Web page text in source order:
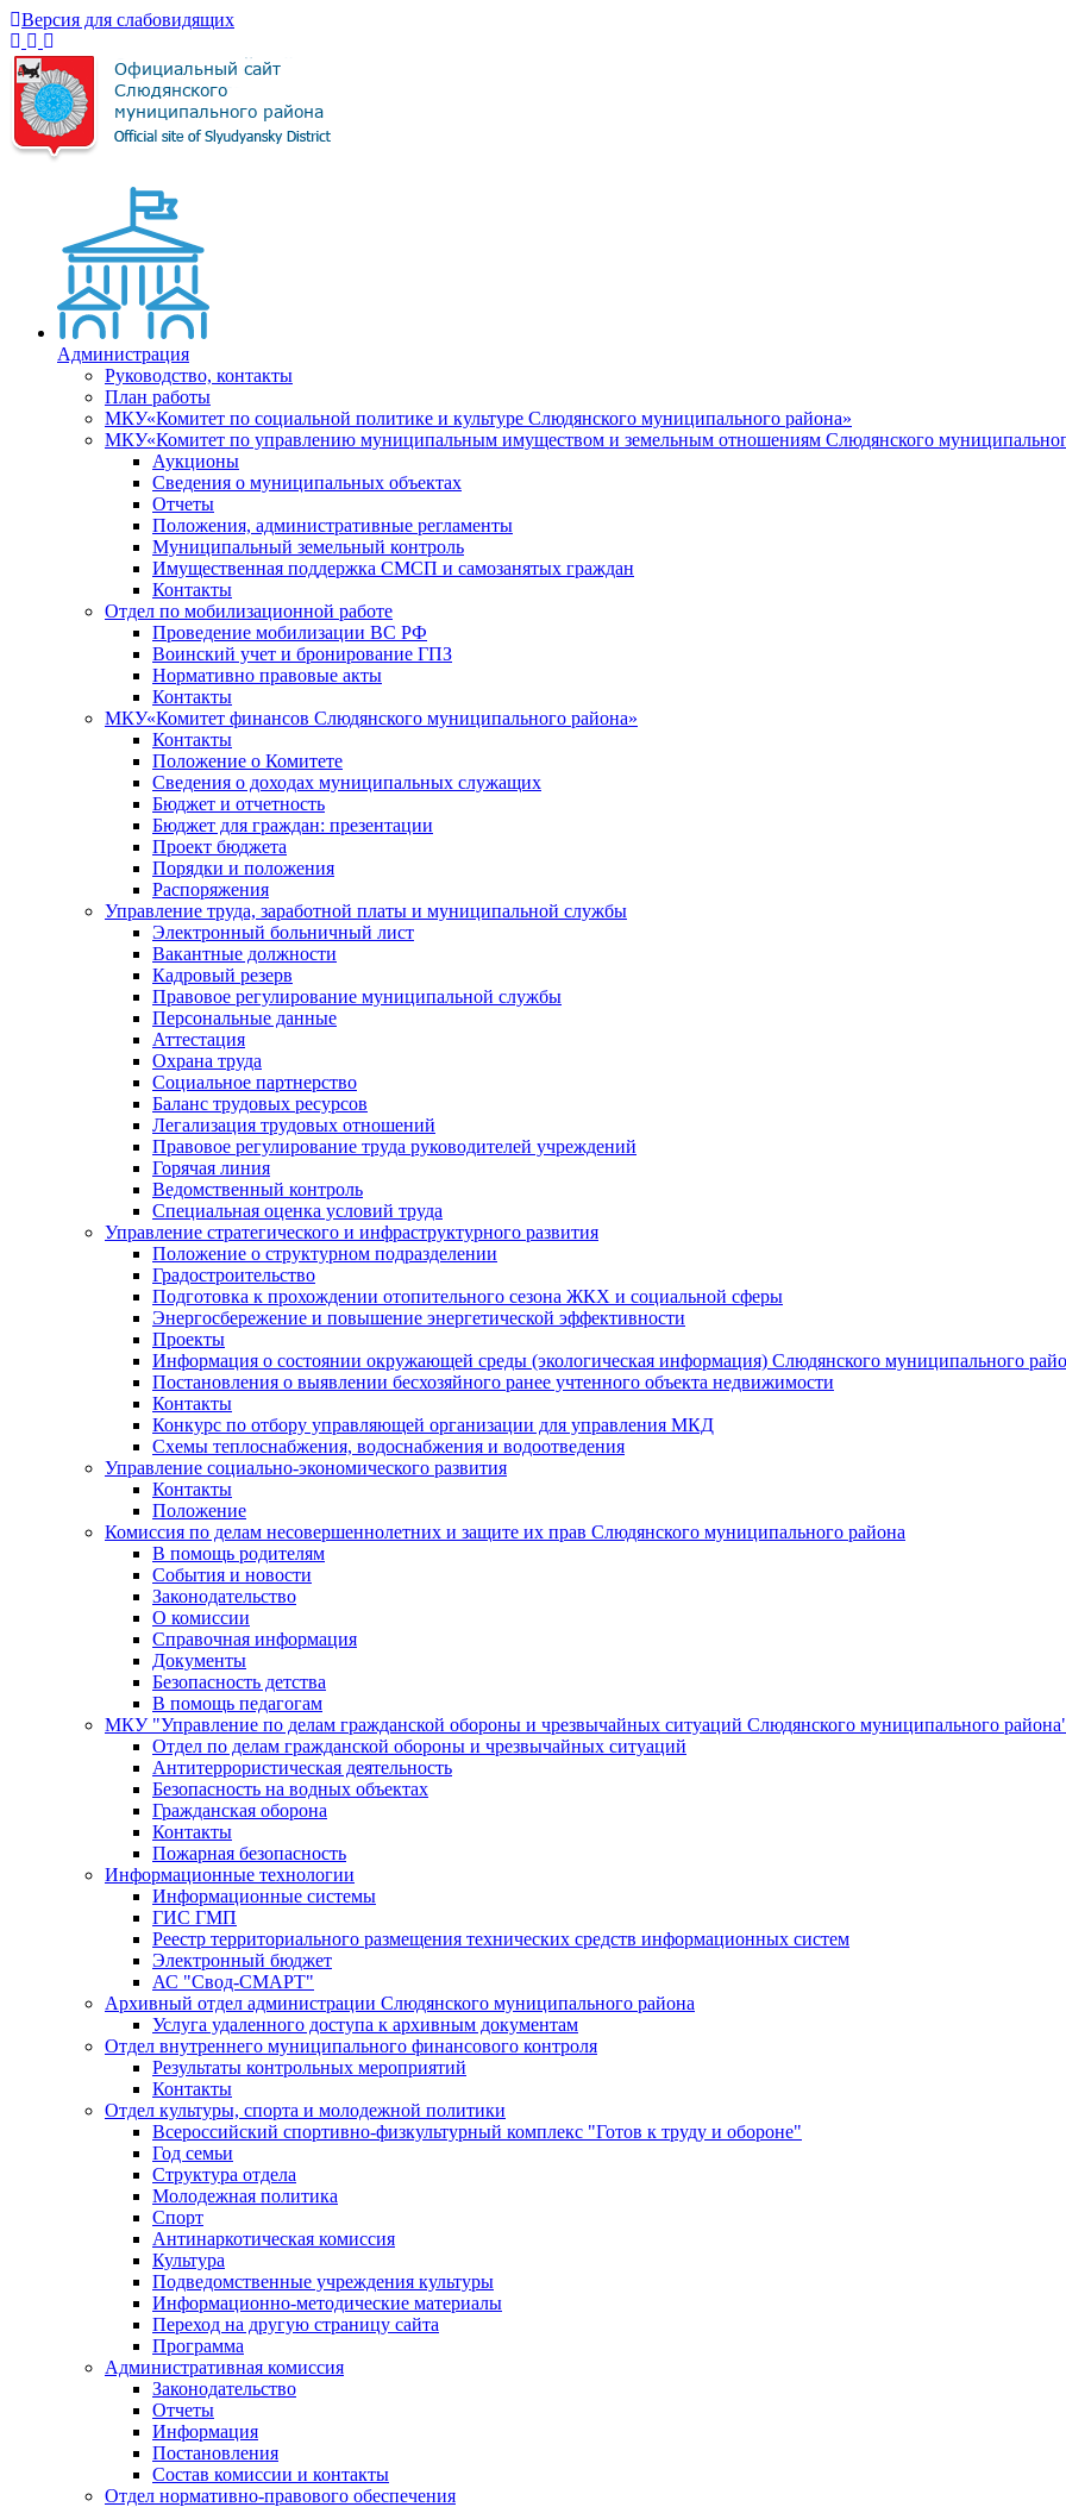
Версия для слабовидящих
Администрация
Руководство, контакты
План работы
МКУ«Комитет по социальной политике и культуре Слюдянского муниципального района»
МКУ«Комитет по управлению муниципальным имуществом и земельным отношениям Слюдянского
Аукционы
Сведения о муниципальных объектах
Отчеты
Положения, административные регламенты
Муниципальный земельный контроль
Имущественная поддержка СМСП и самозанятых граждан
Контакты
Отдел по мобилизационной работе
Проведение мобилизации ВС РФ
Воинский учет и бронирование ГПЗ
Нормативно правовые акты
Контакты
МКУ«Комитет финансов Слюдянского муниципального района»
Контакты
Положение о Комитете
Сведения о доходах муниципальных служащих
Бюджет и отчетность
Бюджет для граждан: презентации
Проект бюджета
Порядки и положения
Распоряжения
Управление труда, заработной платы и муниципальной службы
Электронный больничный лист
Вакантные должности
Кадровый резерв
Правовое регулирование муниципальной службы
Персональные данные
Аттестация
Охрана труда
Социальное партнерство
Баланс трудовых ресурсов
Легализация трудовых отношений
Правовое регулирование труда руководителей учреждений
Горячая линия
Ведомственный контроль
Специальная оценка условий труда
Управление стратегического и инфраструктурного развития
Положение о структурном подразделении
Градостроительство
Подготовка к прохождении отопительного сезона ЖКХ и социальной сферы
Энергосбережение и повышение энергетической эффективности
Проекты
Информация о состоянии окружающей среды (экологическая информация) Слюдянского муниципального
Постановления о выявлении бесхозяйного ранее учтенного объекта недвижимости
Контакты
Конкурс по отбору управляющей организации для управления МКД
Схемы теплоснабжения, водоснабжения и водоотведения
Управление социально-экономического развития
Контакты
Положение
Комиссия по делам несовершеннолетних и защите их прав Слюдянского муниципального района
В помощь родителям
События и новости
Законодательство
О комиссии
Справочная информация
Документы
Безопасность детства
В помощь педагогам
МКУ "Управление по делам гражданской обороны и чрезвычайных ситуаций Слюдянского муниципального
Отдел по делам гражданской обороны и чрезвычайных ситуаций
Антитеррористическая деятельность
Безопасность на водных объектах
Гражданская оборона
Контакты
Пожарная безопасность
Информационные технологии
Информационные системы
ГИС ГМП
Реестр территориального размещения технических средств информационных систем
Электронный бюджет
АС "Свод-СМАРТ"
Архивный отдел администрации Слюдянского муниципального района
Услуга удаленного доступа к архивным документам
Отдел внутреннего муниципального финансового контроля
Результаты контрольных мероприятий
Контакты
Отдел культуры, спорта и молодежной политики
Всероссийский спортивно-физкультурный комплекс "Готов к труду и обороне"
Год семьи
Структура отдела
Молодежная политика
Спорт
Антинаркотическая комиссия
Культура
Подведомственные учреждения культуры
Информационно-методические материалы
Переход на другую страницу сайта
Программа
Административная комиссия
Законодательство
Отчеты
Информация
Постановления
Состав комиссии и контакты
Отдел нормативно-правового обеспечения